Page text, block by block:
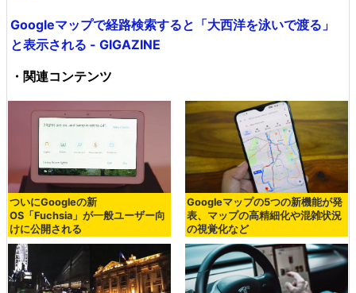
Googleマップで経路検索すると「大西洋を泳いで渡る」
と表示される - GIGAZINE
・関連コンテンツ
ついにGoogleの新
OS「Fuchsia」が一般ユーザー向
けに公開される
Googleマップの5つの新機能が発
表、マップの高精細化や混雑状況
の視覚化など